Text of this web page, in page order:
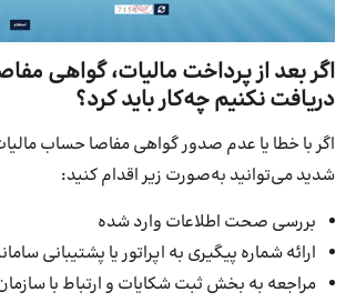
اگر بعد از پرداخت مالیات، گواهی
دریافت نکنیم چه‌کار باید کرد؟
اگر با خطا یا عدم صدور گواهی مفاصا حساب
شدید می‌توانید به‌صورت زیر اقدام کنید:
بررسی صحت اطلاعات وارد شده
ارائه شماره پیگیری به اپراتور یا پشتیبانی
مراجعه به بخش ثبت شکایات و ارتباط با